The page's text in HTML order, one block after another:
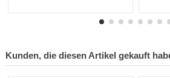
Kunden, die diesen Artikel gekauft